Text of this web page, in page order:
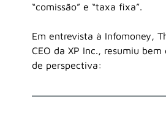
“comissão” e “taxa fixa”.
Em entrevista à Infomoney,
CEO da XP Inc., resumiu bem
de perspectiva: